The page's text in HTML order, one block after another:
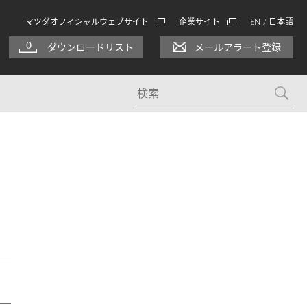
マツダオフィシャルウェブサイト 企業サイト EN / 日本語
0 ダウンロードリスト メールアラート登録